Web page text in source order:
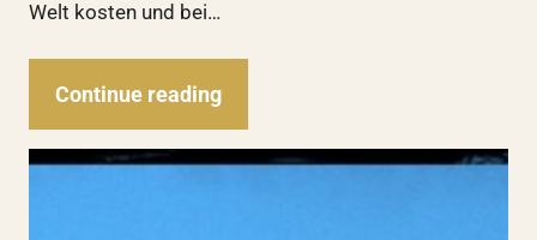
Welt kosten und bei…
Continue reading